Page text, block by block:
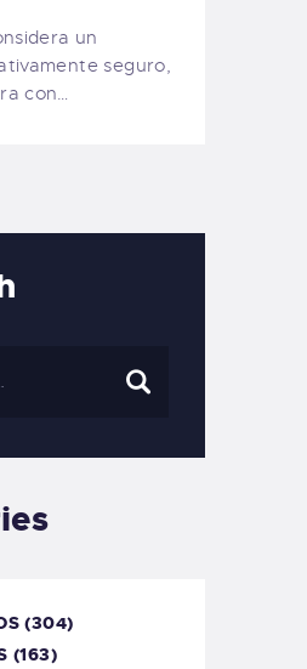
un
seguro,
con…
(304)
(163)